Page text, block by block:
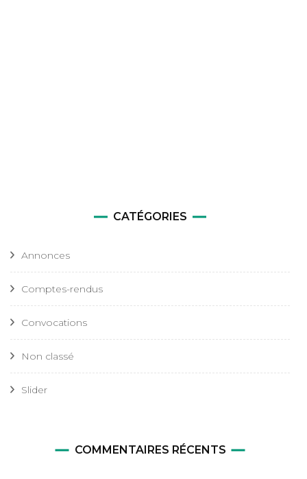
CATÉGORIES
Annonces
Comptes-rendus
Convocations
Non classé
Slider
COMMENTAIRES RÉCENTS